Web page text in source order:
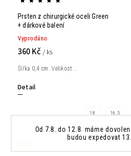
Od 7.8. do 12.8. máme
budou expedovat
Prsten z chirurgické oceli Green
+ dárkové balení
Vyprodáno
360 Kč / ks
Detail
Šířka 0,4 cm. Velikost...
18 16,5